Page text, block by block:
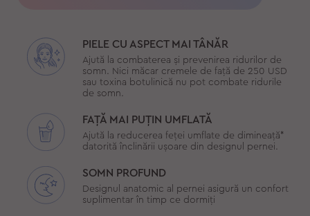
PIELE CU ASPECT MAI TÂNĂR
Ajută la combaterea și prevenirea ridurilor de
somn. Nici măcar cremele de față de 250 USD
sau toxina botulinică nu pot combate ridurile
de somn.
FAȚĂ MAI PUȚIN UMFLATĂ
Ajută la reducerea feței umflate de dimineață*
datorită înclinării ușoare din designul pernei.
SOMN PROFUND
Designul anatomic al pernei asigură un confort
suplimentar în timp ce dormiți